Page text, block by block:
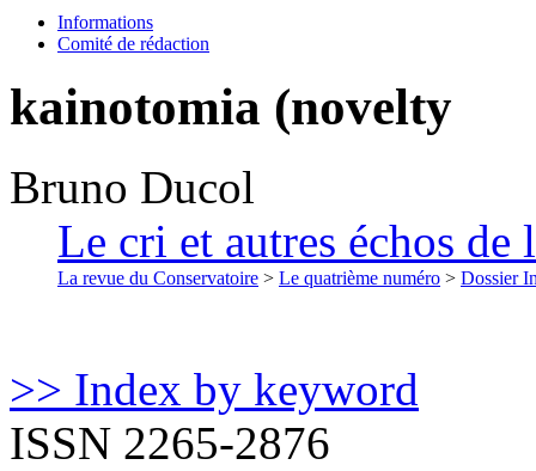
Informations
Comité de rédaction
kainotomia (novelty
Bruno Ducol
Le cri et autres échos
La revue du Conservatoire > Le quatrième numéro > Dossier
>> Index by keyword
ISSN 2265-2876